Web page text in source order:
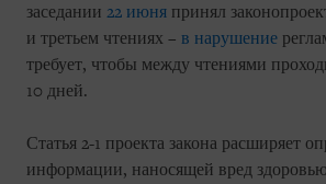
заседании 22 июня принял
и третьем чтениях – в нарушение
требует, чтобы между чтениями
10 дней.
Статья 2-1 проекта закона расширяет
информации, наносящей вред